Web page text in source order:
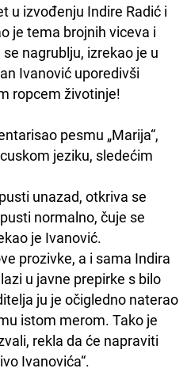
u izvođenju Indire Radić i
je tema brojnih viceva i
nagrublju, izrekao je u
Ivanović uporedivši
ropcem životinje!
pesmu „Marija“,
jeziku, sledećim
unazad, otkriva se
normalno, čuje se
je Ivanović.
prozivke, a i sama Indira
u javne prepirke s bilo
ju je očigledno naterao
istom merom. Tako je
rekla da će napraviti
Ivanovića“.